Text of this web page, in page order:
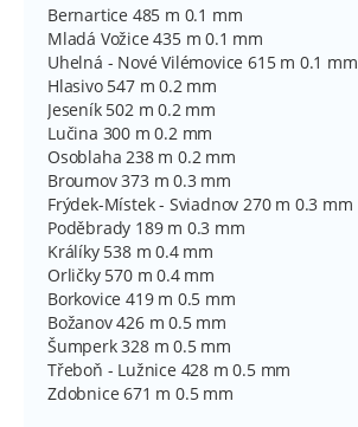
Bernartice 485 m 0.1 mm
Mladá Vožice 435 m 0.1 mm
Uhelná - Nové Vilémovice 615 m 0.1 mm
Hlasivo 547 m 0.2 mm
Jeseník 502 m 0.2 mm
Lučina 300 m 0.2 mm
Osoblaha 238 m 0.2 mm
Broumov 373 m 0.3 mm
Frýdek-Místek - Sviadnov 270 m 0.3 mm
Poděbrady 189 m 0.3 mm
Králíky 538 m 0.4 mm
Orličky 570 m 0.4 mm
Borkovice 419 m 0.5 mm
Božanov 426 m 0.5 mm
Šumperk 328 m 0.5 mm
Třeboň - Lužnice 428 m 0.5 mm
Zdobnice 671 m 0.5 mm